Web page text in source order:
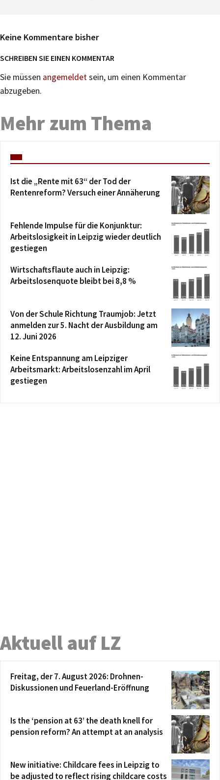
Keine Kommentare bisher
SCHREIBEN SIE EINEN KOMMENTAR
Sie müssen angemeldetsein, um einen Kommentar
abzugeben.
Mehr zum Thema
Ist die „Rente mit 63“ der Tod der
Rentenreform? Versuch einer Annäherung
Fehlende Impulse für die Konjunktur:
Arbeitslosigkeit in Leipzig wieder deutlich
gestiegen
Wirtschaftsflaute auch in Leipzig:
Arbeitslosenquote bleibt bei 8,8 %
Von der Schule Richtung Traumjob: Jetzt
anmelden zur 5. Nacht der Ausbildung am
12. Juni 2026
Keine Entspannung am Leipziger
Arbeitsmarkt: Arbeitslosenzahl im April
gestiegen
Aktuell auf LZ
Freitag, der 7. August 2026: Drohnen-
Diskussionen und Feuerland-Eröffnung
Is the ‘pension at 63’ the death knell for
pension reform? An attempt at an analysis
New initiative: Childcare fees in Leipzig to
be adjusted to reflect rising childcare costs